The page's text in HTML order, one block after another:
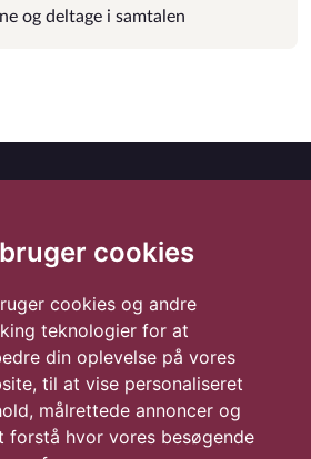
cookies
cookies og andre
teknologier for at
din oplevelse på vores
til at vise personaliseret
målrettede annoncer og
forstå hvor vores besøgende
og deltage i samtalen
med Zandora
og få eksklusivt indhold, nyheder,
tilbud direkte i din indbakke.